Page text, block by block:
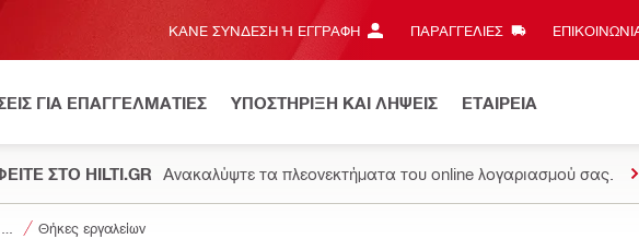
ΚΆΝΕ ΣΎΝΔΕΣΗ Ή ΕΓΓΡΑΦΉ ΠΑΡΑΓΓΕΛΙΕΣ
ΓΙΑ ΕΠΑΓΓΕΛΜΑΤΙΕΣ ΥΠΟΣΤΗΡΙΞΗ ΚΑΙ ΛΗΨΕΙΣ ΕΤΑΙΡΕΙΑ
ΣΤΟ HILTI.GR Ανακαλύψτε τα πλεονεκτήματα του online λογαριασμού σας.
Θήκες εργαλείων